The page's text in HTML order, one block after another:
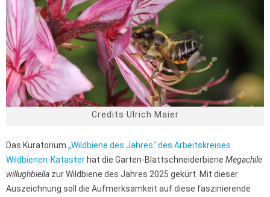
Credits Ulrich Maier
Das Kuratorium „Wildbiene des Jahres“ des Arbeitskreises
Wildbienen-Kataster hat die Garten-Blattschneiderbiene Megachile
willughbiella zur Wildbiene des Jahres 2025 gekürt. Mit dieser
Auszeichnung soll die Aufmerksamkeit auf diese faszinierende